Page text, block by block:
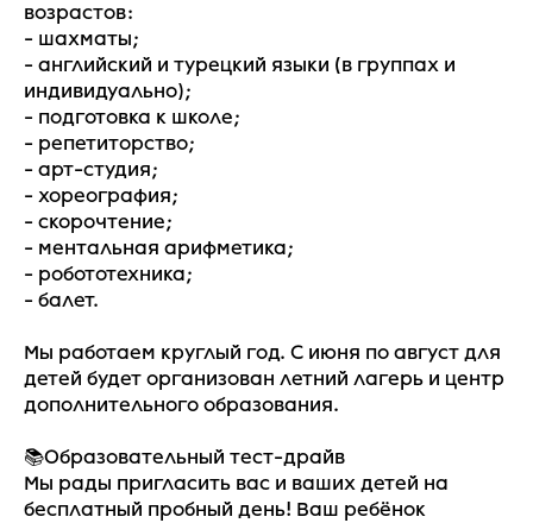
возрастов:
- шахматы;
- английский и турецкий языки (в группах и
индивидуально);
- подготовка к школе;
- репетиторство;
- арт-студия;
- хореография;
- скорочтение;
- ментальная арифметика;
- робототехника;
- балет.
Мы работаем круглый год. С июня по август для
детей будет организован летний лагерь и центр
дополнительного образования.
📚Образовательный тест-драйв
Мы рады пригласить вас и ваших детей на
бесплатный пробный день! Ваш ребёнок